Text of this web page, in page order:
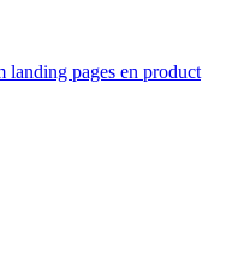
pages en product